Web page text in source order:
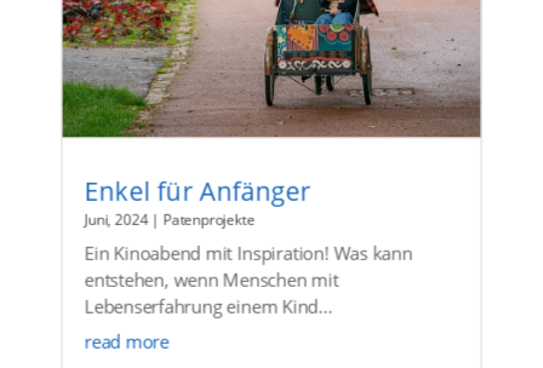
Enkel für Anfänger
Juni, 2024| Patenprojekte
Ein Kinoabend mit Inspiration! Was kann
entstehen, wenn Menschen mit
Lebenserfahrung einem Kind...
read more